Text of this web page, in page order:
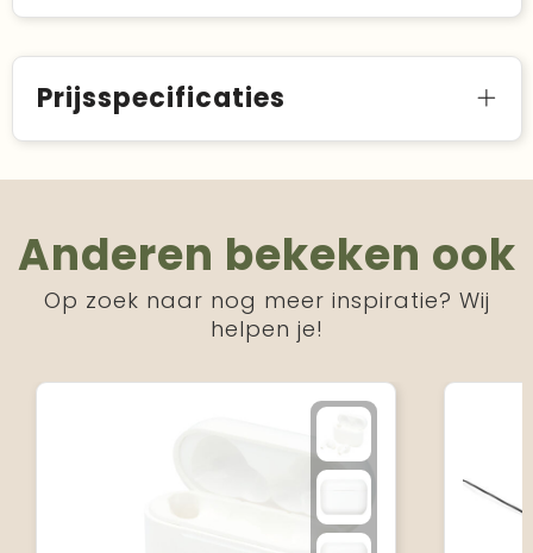
Prijsspecificaties
Anderen bekeken ook
Op zoek naar nog meer inspiratie? Wij
helpen je!